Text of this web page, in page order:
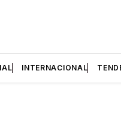
INTERNACIONAL